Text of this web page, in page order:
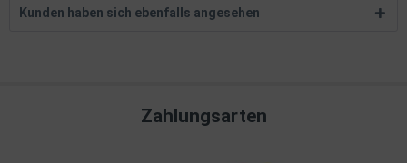
Kunden haben sich ebenfalls angesehen
Zahlungsarten